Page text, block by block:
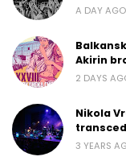
A DAY AGO
Akirin
2 DAYS
Nikola
3 YEARS